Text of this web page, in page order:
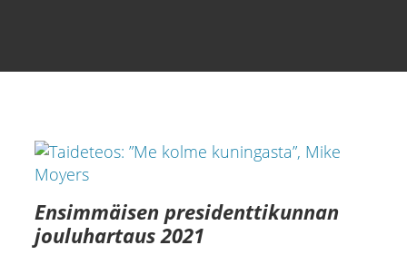
Ensimmäisen presidenttikunnan
jouluhartaus 2021